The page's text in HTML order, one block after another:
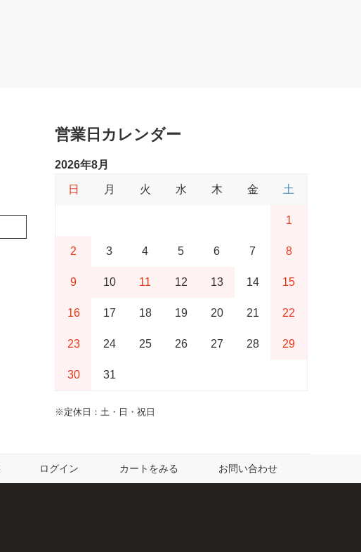
営業日カレンダー
2026年8月
日 月 火 水 木 金 土
1
2 3 4 5 6 7 8
9 10 11 12 13 14 15
16 17 18 19 20 21 22
23 24 25 26 27 28 29
30 31
※定休日：土・日・祝日
ログイン カートをみる お問い合わせ